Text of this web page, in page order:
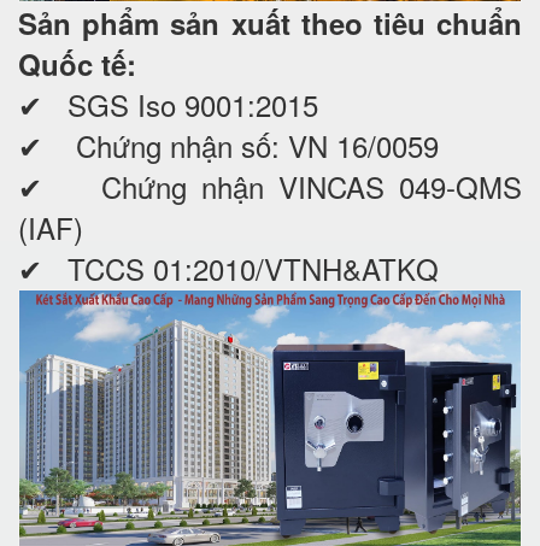
Sản phẩm sản xuất theo tiêu chuẩn
Quốc tế:
✔ SGS Iso 9001:2015
✔ Chứng nhận số: VN 16/0059
✔ Chứng nhận VINCAS 049-QMS
(IAF)
✔ TCCS 01:2010/VTNH&ATKQ